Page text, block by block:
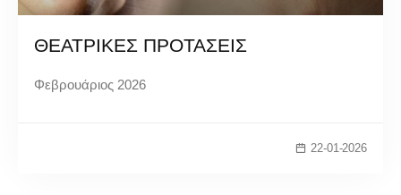
ΘΕΑΤΡΙΚΕΣ ΠΡΟΤΑΣΕΙΣ
Φεβρουάριος 2026
22-01-2026